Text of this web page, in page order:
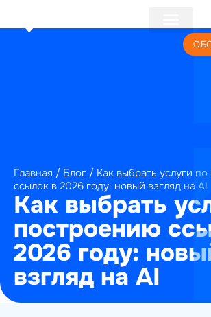
Главная / Блог / Как выбрать услуги
ссылок в 2026 году: новый взгляд на AI
Как выбрать
построению
2026 году:
взгляд на AI